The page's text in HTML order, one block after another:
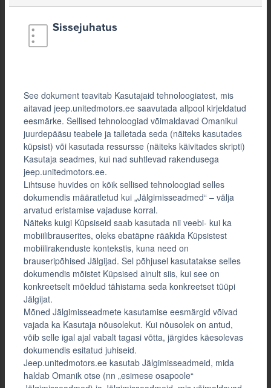
Sissejuhatus
See dokument teavitab Kasutajaid tehnoloogiatest, mis
aitavad jeep.unitedmotors.ee saavutada allpool kirjeldatud
eesmärke. Sellised tehnoloogiad võimaldavad Omanikul
juurdepääsu teabele ja talletada seda (näiteks kasutades
küpsist) või kasutada ressursse (näiteks käivitades skripti)
Kasutaja seadmes, kui nad suhtlevad rakendusega
jeep.unitedmotors.ee.
Lihtsuse huvides on kõik sellised tehnoloogiad selles
dokumendis määratletud kui „Jälgimisseadmed“ – välja
arvatud eristamise vajaduse korral.
Näiteks kuigi Küpsiseid saab kasutada nii veebi- kui ka
mobiilibrauserites, oleks ebatäpne rääkida Küpsistest
mobiilirakenduste kontekstis, kuna need on
brauseripõhised Jälgijad. Sel põhjusel kasutatakse selles
dokumendis mõistet Küpsised ainult siis, kui see on
konkreetselt mõeldud tähistama seda konkreetset tüüpi
Jälgijat.
Mõned Jälgimisseadmete kasutamise eesmärgid võivad
vajada ka Kasutaja nõusolekut. Kui nõusolek on antud,
võib selle igal ajal vabalt tagasi võtta, järgides käesolevas
dokumendis esitatud juhiseid.
Jeep.unitedmotors.ee kasutab Jälgimisseadmeid, mida
haldab Omanik otse (nn „esimese osapoole“